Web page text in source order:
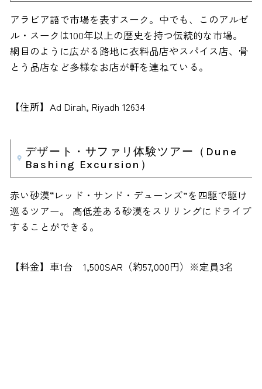
アラビア語で市場を表すスーク。中でも、このアルゼ
ル・スークは100年以上の歴史を持つ伝統的な市場。
網目のように広がる路地に衣料品店やスパイス店、骨
とう品店など多様なお店が軒を連ねている。
【住所】Ad Dirah, Riyadh 12634
デザート・サファリ体験ツアー（Dune
Bashing Excursion）
赤い砂漠“レッド・サンド・デューンズ”を四駆で駆け
巡るツアー。 高低差ある砂漠をスリリングにドライブ
することができる。
【料金】車1台 1,500SAR（約57,000円）※定員3名